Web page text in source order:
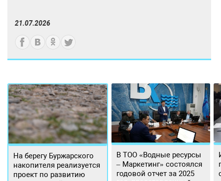
21.07.2026
На берегу Буржарского
накопителя реализуется
проект по развитию
В ТОО «Водные ресурсы
– Маркетинг» состоялся
годовой отчет за 2025